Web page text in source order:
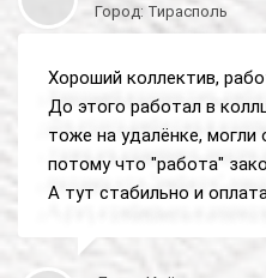
Город: Тирасполь
Хороший коллектив,
До этого работал в
тоже на удалёнке, могли
потому что "работа"
А тут стабильно и